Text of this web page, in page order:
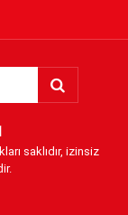
saklıdır, izinsiz